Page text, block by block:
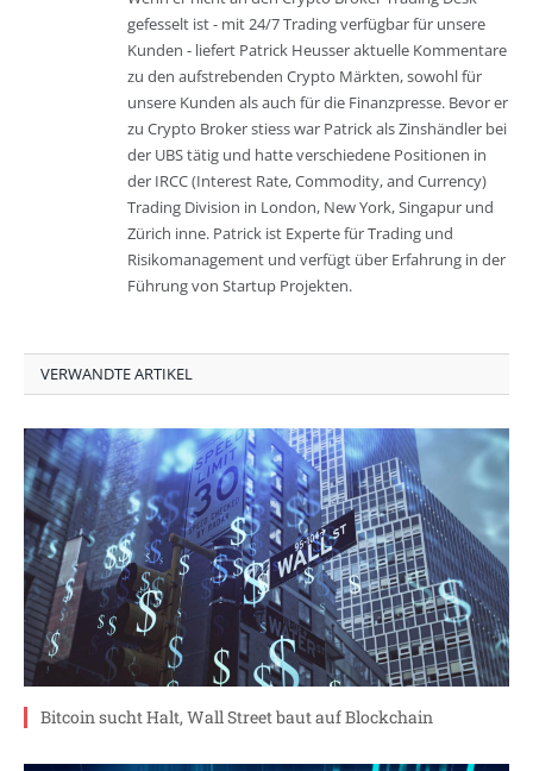
gefesselt ist - mit 24/7 Trading verfügbar für unsere
Kunden - liefert Patrick Heusser aktuelle Kommentare
zu den aufstrebenden Crypto Märkten, sowohl für
unsere Kunden als auch für die Finanzpresse. Bevor er
zu Crypto Broker stiess war Patrick als Zinshändler bei
der UBS tätig und hatte verschiedene Positionen in
der IRCC (Interest Rate, Commodity, and Currency)
Trading Division in London, New York, Singapur und
Zürich inne. Patrick ist Experte für Trading und
Risikomanagement und verfügt über Erfahrung in der
Führung von Startup Projekten.
VERWANDTE ARTIKEL
Bitcoin sucht Halt, Wall Street baut auf Blockchain